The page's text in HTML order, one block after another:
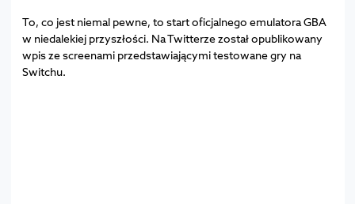
To, co jest niemal pewne, to start oficjalnego emulatora GBA
w niedalekiej przyszłości. Na Twitterze został opublikowany
wpis ze screenami przedstawiającymi testowane gry na
Switchu.